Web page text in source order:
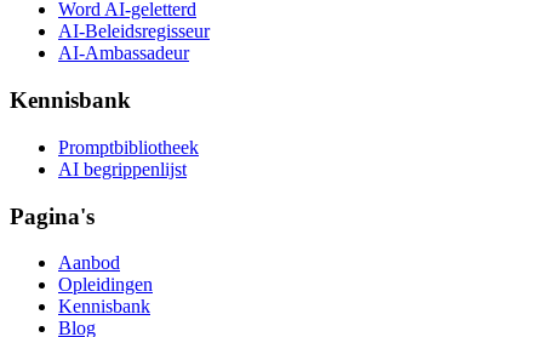
Word AI-geletterd
AI-Beleidsregisseur
AI-Ambassadeur
Kennisbank
Promptbibliotheek
AI begrippenlijst
Pagina's
Aanbod
Opleidingen
Kennisbank
Blog